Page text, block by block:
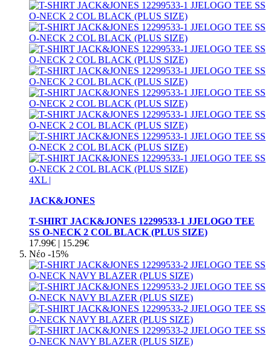
4XL |
JACK&JONES
T-SHIRT JACK&JONES 12299533-1 JJELOGO TEE
SS O-NECK 2 COL BLACK (PLUS SIZE)
17.99€ | 15.29€
Νέο -15%